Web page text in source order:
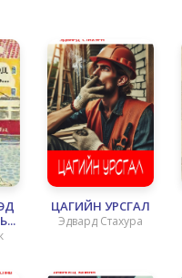
ЦАГИЙН УРСГАЛ
Эдвард Стахура